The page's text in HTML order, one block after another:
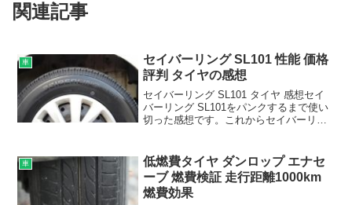
関連記事
車
セイバーリング SL101 性能 価格
評判 タイヤの感想
セイバーリング SL101 タイヤ 感想セイ
バーリング SL101をパンクするまで使い
切った感想です。これからセイバーリン
ング SL101の特徴元々はアメリカのファ
イヤ...
車
低燃費タイヤ ダンロップ エナセ
ーブ 燃費検証 走行距離1000km
燃費効果